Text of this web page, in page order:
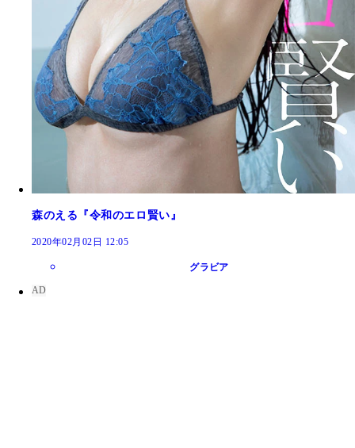
森のえる『令和のエロ賢い』
2020年02月02日 12:05
グラビア